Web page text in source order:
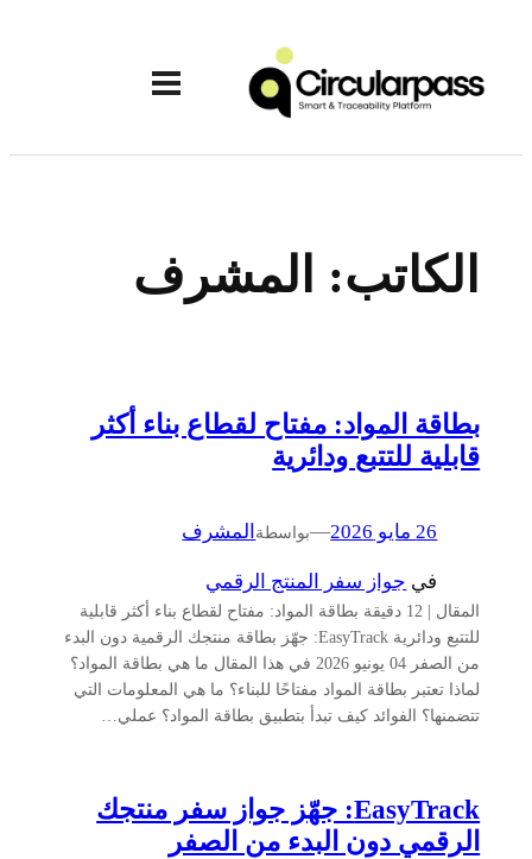
المحتوى
الكاتب: المشرف
بطاقة المواد: مفتاح لقطاع بناء أكثر
قابلية للتتبع ودائرية
26 مايو 2026 —بواسطة المشرف
في جواز سفر المنتج الرقمي
المقال | 12 دقيقة بطاقة المواد: مفتاح لقطاع بناء أكثر قابلية
للتتبع ودائرية EasyTrack: جهّز بطاقة منتجك الرقمية دون البدء
من الصفر 04 يونيو 2026 في هذا المقال ما هي بطاقة المواد؟
لماذا تعتبر بطاقة المواد مفتاحًا للبناء؟ ما هي المعلومات التي
تتضمنها؟ الفوائد كيف تبدأ بتطبيق بطاقة المواد؟ عملي…
EasyTrack: جهّز جواز سفر منتجك
الرقمي دون البدء من الصفر